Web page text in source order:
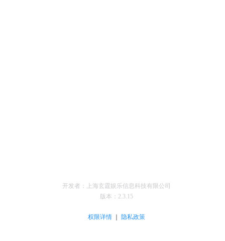
开发者：上海玄霆娱乐信息科技有限公司
版本： 2.3.15
权限详情 ｜ 隐私政策